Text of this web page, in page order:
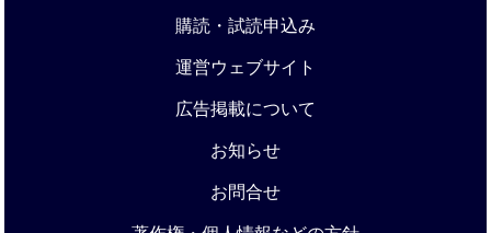
購読・試読申込み
運営ウェブサイト
広告掲載について
お知らせ
お問合せ